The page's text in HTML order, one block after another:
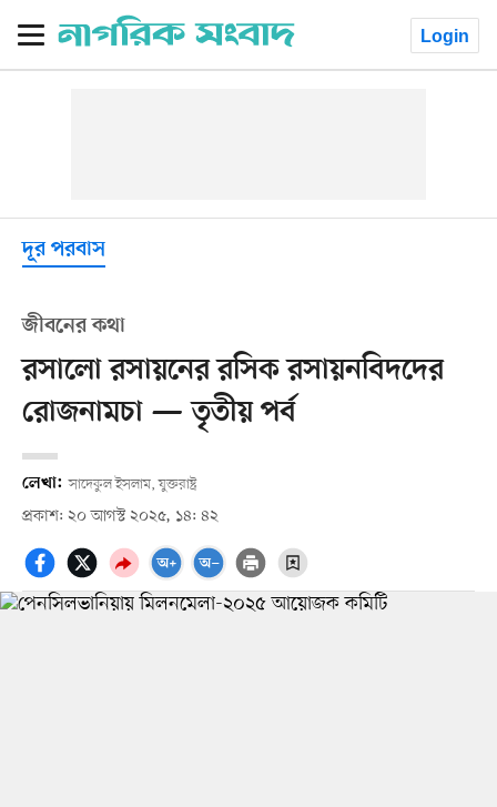
Login
দূর পরবাস
জীবনের কথা
রসালো রসায়নের রসিক রসায়নবিদদের
রোজনামচা — তৃতীয় পর্ব
লেখা: সাদেকুল ইসলাম, যুক্তরাষ্ট্র
প্রকাশ: ২০ আগস্ট ২০২৫, ১৪: ৪২